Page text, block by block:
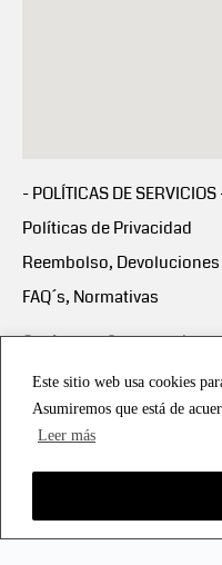
Este sitio web usa cookies
Asumiremos que está de
Leer más
- POLÍTICAS DE SERVICIOS
Políticas de Privacidad
Reembolso,
FAQ´s, Normativas
Scalapay:Compra
Scalapay Política
Copyright © 2021 all rights